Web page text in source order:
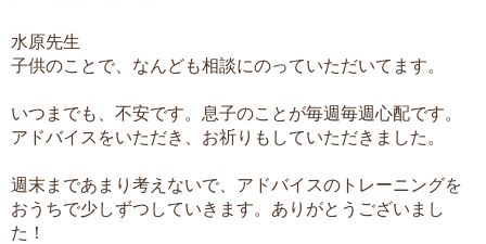
水原先生
子供のことで、なんども相談にのっていただいてます。
いつまでも、不安です。息子のことが毎週毎週心配です。
アドバイスをいただき、お祈りもしていただきました。
週末まであまり考えないで、アドバイスのトレーニングを
おうちで少しずつしていきます。ありがとうございまし
た！